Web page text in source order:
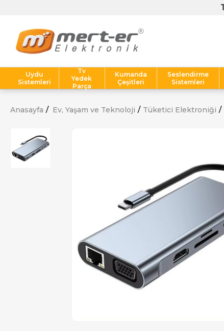
Uydu
Sistemleri
Tv
Yedek
Parça
Kumanda
Çeşitleri
Seslendirme
Sistemleri
Anasayfa Ev, Yaşam ve Teknoloji Tüketici Elektroniği